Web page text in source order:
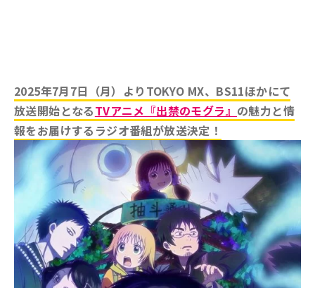
2025年7月7日（月）よりTOKYO MX、BS11ほかにて
放送開始となるTVアニメ『出禁のモグラ』 の魅力と情
報をお届けするラジオ番組が放送決定！